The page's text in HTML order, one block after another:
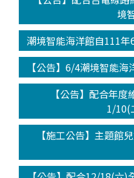
境
潮境智能海洋館自111
【公告】6/4潮境智能
【公告】配合年
1/10(
【施工公告】主題館